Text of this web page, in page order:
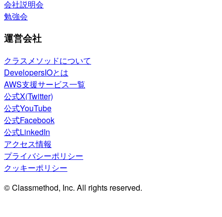
会社説明会
勉強会
運営会社
クラスメソッドについて
DevelopersIOとは
AWS支援サービス一覧
公式X(Twitter)
公式YouTube
公式Facebook
公式LinkedIn
アクセス情報
プライバシーポリシー
クッキーポリシー
© Classmethod, Inc. All rights reserved.